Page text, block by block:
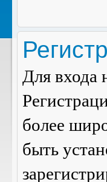
Для входа
более
быть